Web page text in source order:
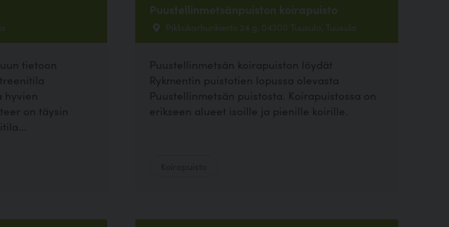
tietoon
hyvien
on täysin
Puustellinmetsänpuiston koirapuisto
Pikkukarhunkierto 24 g, 04300 Tuusula, Tuusula
Puustellinmetsän koirapuiston löydät
Rykmentin puistotien lopussa olevasta
Puustellinmetsän puistosta. Koirapuistossa on
erikseen alueet isoille ja pienille koirille.